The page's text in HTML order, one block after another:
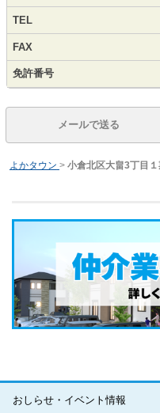
TEL
FAX
免許番号
メールで送る
よかタウン > 小倉北区大畠3丁目
おしらせ・イベント情報